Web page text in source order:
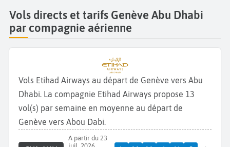
Vols directs et tarifs Genève Abu Dhabi
par compagnie aérienne
Vols Etihad Airways au départ de Genève vers Abu
Dhabi. La compagnie Etihad Airways propose 13
vol(s) par semaine en moyenne au départ de
Genève vers Abou Dabi.
A partir du 23